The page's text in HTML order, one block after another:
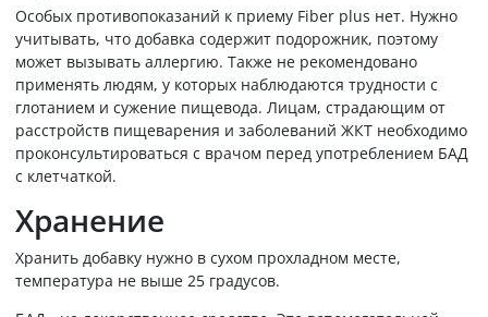
Особых противопоказаний к приему Fiber plus нет. Нужно
учитывать, что добавка содержит подорожник, поэтому
может вызывать аллергию. Также не рекомендовано
применять людям, у которых наблюдаются трудности с
глотанием и сужение пищевода. Лицам, страдающим от
расстройств пищеварения и заболеваний ЖКТ необходимо
проконсультироваться с врачом перед употреблением БАД
с клетчаткой.
Хранение
Хранить добавку нужно в сухом прохладном месте,
температура не выше 25 градусов.